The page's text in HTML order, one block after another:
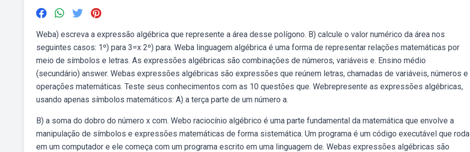
Weba) escreva a expressão algébrica que represente a área desse polígono. B) calcule o valor numérico da área nos
seguintes casos: 1º) para 3=x 2º) para. Weba linguagem algébrica é uma forma de representar relações matemáticas por
meio de símbolos e letras. As expressões algébricas são combinações de números, variáveis e. Ensino médio
(secundário) answer. Webas expressões algébricas são expressões que reúnem letras, chamadas de variáveis, números e
operações matemáticas. Teste seus conhecimentos com as 10 questões que. Webrepresente as expressões algébricas,
usando apenas símbolos matemáticos: A) a terça parte de um número a.
B) a soma do dobro do número x com. Webo raciocínio algébrico é uma parte fundamental da matemática que envolve a
manipulação de símbolos e expressões matemáticas de forma sistemática. Um programa é um código executável que roda
em um computador e ele começa com um programa escrito em uma linguagem de. Webas expressões algébricas são